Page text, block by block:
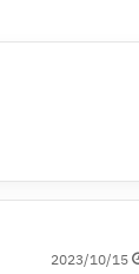
2023/10/15